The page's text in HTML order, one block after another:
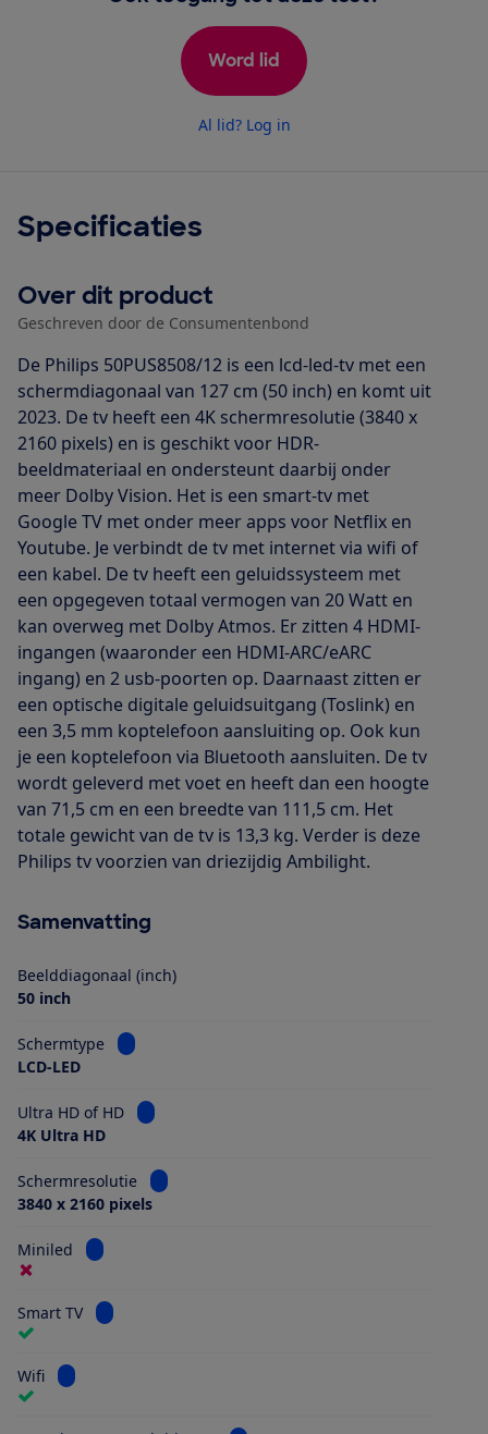
Word lid
Al lid? Log in
Specificaties
Over dit product
Geschreven door de Consumentenbond
De Philips 50PUS8508/12 is een lcd-led-tv met een
schermdiagonaal van 127 cm (50 inch) en komt uit
2023. De tv heeft een 4K schermresolutie (3840 x
2160 pixels) en is geschikt voor HDR-
beeldmateriaal en ondersteunt daarbij onder
meer Dolby Vision. Het is een smart-tv met
Google TV met onder meer apps voor Netflix en
Youtube. Je verbindt de tv met internet via wifi of
een kabel. De tv heeft een geluidssysteem met
een opgegeven totaal vermogen van 20 Watt en
kan overweg met Dolby Atmos. Er zitten 4 HDMI-
ingangen (waaronder een HDMI-ARC/eARC
ingang) en 2 usb-poorten op. Daarnaast zitten er
een optische digitale geluidsuitgang (Toslink) en
een 3,5 mm koptelefoon aansluiting op. Ook kun
je een koptelefoon via Bluetooth aansluiten. De tv
wordt geleverd met voet en heeft dan een hoogte
van 71,5 cm en een breedte van 111,5 cm. Het
totale gewicht van de tv is 13,3 kg. Verder is deze
Philips tv voorzien van driezijdig Ambilight.
Samenvatting
Beelddiagonaal (inch)
50 inch
Schermtype
Bekijk informatie voor Schermtype
LCD-LED
Ultra HD of HD
Bekijk informatie voor Ultra HD of HD
4K Ultra HD
Schermresolutie
Bekijk informatie voor Schermresolutie
3840 x 2160 pixels
Miniled Bekijk informatie voor Miniled
Smart TV Bekijk informatie voor Smart TV
Wifi Bekijk informatie voor Wifi